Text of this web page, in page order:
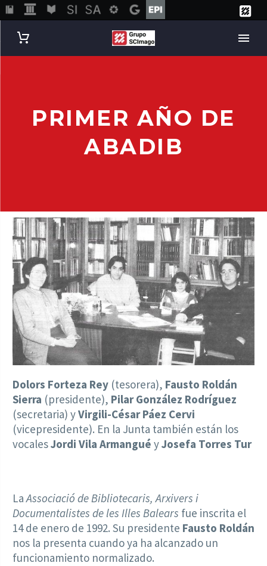
PRIMER AÑO DE
ABADIB
Dolors Forteza Rey (tesorera), Fausto Roldán
Sierra (presidente), Pilar González Rodríguez
(secretaria) yVirgili-César Páez Cervi
(vicepresidente). En la Junta también están los
vocalesJordi Vila Armangué yJosefa Torres Tur
LaAssociació de Bibliotecaris, Arxivers i
Documentalistes de les Illes Balears fue inscrita el
14 de enero de 1992. Su presidente Fausto Roldán
nos la presenta cuando ya ha alcanzado un
funcionamiento normalizado.